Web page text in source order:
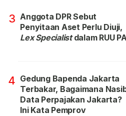
3 Anggota DPR Sebut
Penyitaan Aset Perlu Diuji,
Lex Specialistdalam RUU
4 Gedung Bapenda Jakarta
Terbakar, Bagaimana
Data Perpajakan Jakarta?
Ini Kata Pemprov